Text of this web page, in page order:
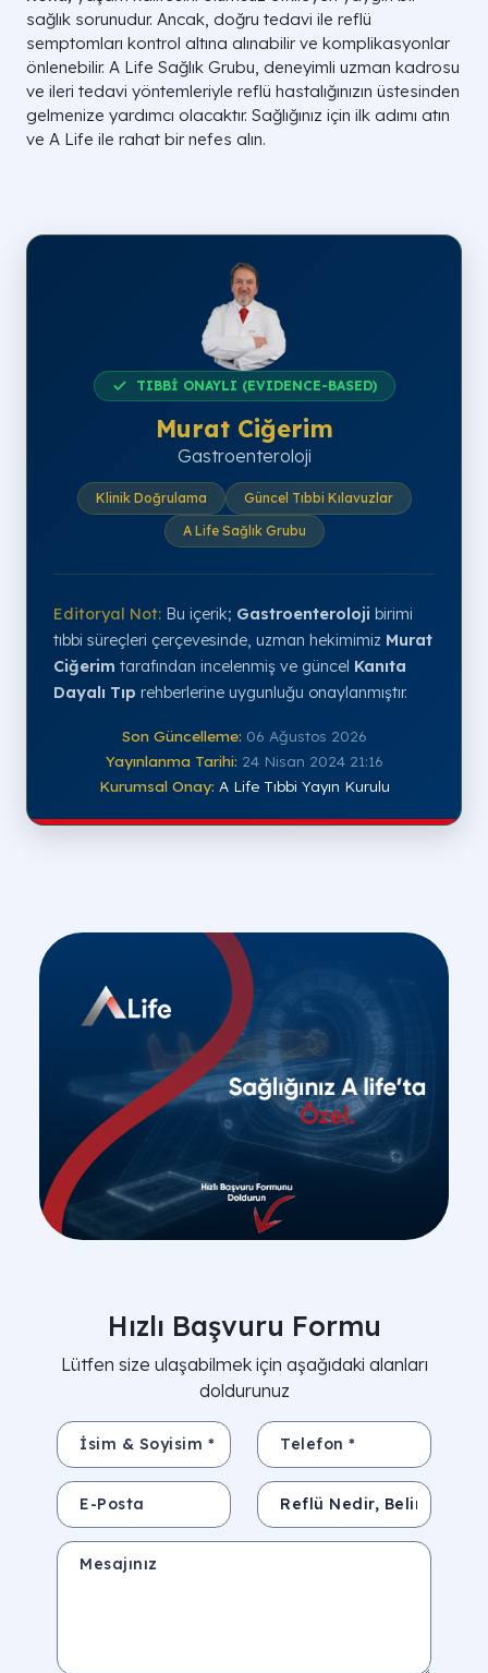
sağlık sorunudur. Ancak, doğru tedavi ile reflü
semptomları kontrol altına alınabilir ve komplikasyonlar
önlenebilir. A Life Sağlık Grubu, deneyimli uzman kadrosu
ve ileri tedavi yöntemleriyle reflü hastalığınızın üstesinden
gelmenize yardımcı olacaktır. Sağlığınız için ilk adımı atın
ve A Life ile rahat bir nefes alın.
TIBBİ ONAYLI (EVIDENCE-BASED)
Murat Ciğerim
Gastroenteroloji
Klinik Doğrulama
Güncel Tıbbi Kılavuzlar
A Life Sağlık Grubu
Editoryal Not: Bu içerik; Gastroenteroloji birimi
tıbbi süreçleri çerçevesinde, uzman hekimimiz Murat
Ciğerim tarafından incelenmiş ve güncel Kanıta
Dayalı Tıp rehberlerine uygunluğu onaylanmıştır.
Son Güncelleme: 06 Ağustos 2026
Yayınlanma Tarihi: 24 Nisan 2024 21:16
Kurumsal Onay: A Life Tıbbi Yayın Kurulu
Hızlı Başvuru Formu
Lütfen size ulaşabilmek için aşağıdaki alanları
doldurunuz
İsim & Soyisim * Telefon *
E-Posta Konu
Mesajınız